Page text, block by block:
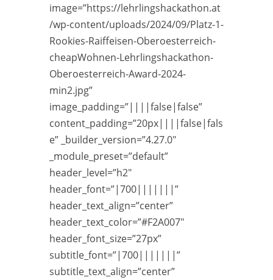
image=”https://lehrlingshackathon.at
/wp-content/uploads/2024/09/Platz-1-
Rookies-Raiffeisen-Oberoesterreich-
cheapWohnen-Lehrlingshackathon-
Oberoesterreich-Award-2024-
min2.jpg”
image_padding=”||||false|false”
content_padding=”20px||||false|fals
e” _builder_version=”4.27.0″
_module_preset=”default”
header_level=”h2″
header_font=”|700|||||||”
header_text_align=”center”
header_text_color=”#F2A007″
header_font_size=”27px”
subtitle_font=”|700|||||||”
subtitle_text_align=”center”